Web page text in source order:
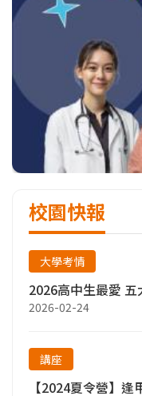
校園快報
大學考情
2026高中生最愛
2026-02-24
講座
【2024夏令營】